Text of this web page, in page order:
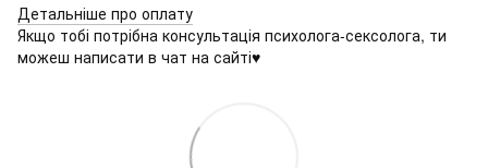
Детальніше про оплату
Якщо тобі потрібна консультація психолога-сексолога, ти
можеш написати в чат на сайті♥